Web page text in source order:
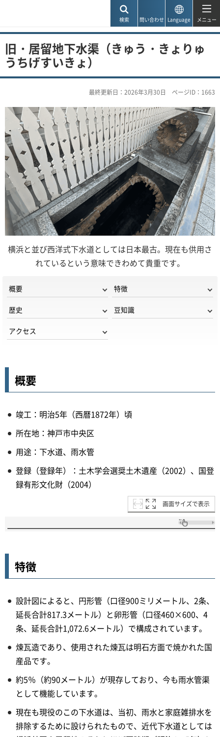
検索 問い合わせ Language メニュー
旧・居留地下水渠（きゅう・きょりゅ
うちげすいきょ）
最終更新日：2026年3月30日 ページID：1663
横浜と並び西洋式下水道としては日本最古。現在も供用さ
れているという意味できわめて貴重です。
概要 特徴
歴史 豆知識
アクセス
概要
竣工：明治5年（西暦1872年）頃
所在地：神戸市中央区
用途：下水道、雨水管
登録（登録年）：土木学会選奨土木遺産（2002）、国登
録有形文化財（2004）
画面サイズで表示
特徴
設計図によると、円形管（口径900ミリメートル、2条、
延⾧合計817.3メートル）と卵形管（口径460×600、4
条、延⾧合計1,072.6メートル）で構成されています。
煉瓦造であり、使用された煉瓦は明石方面で焼かれた国
産品です。
約5％（約90メートル）が現存しており、今も雨水管渠
として機能しています。
現在も現役のこの下水道は、当初、雨水と家庭雑排水を
排除するために設けられたもので、近代下水道としては